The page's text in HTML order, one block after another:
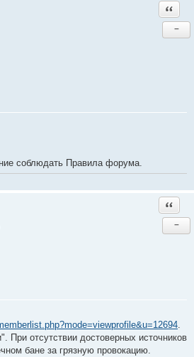
−
соблюдать Правила форума.
−
.
При отсутствии достоверных источников
бане за грязную провокацию.